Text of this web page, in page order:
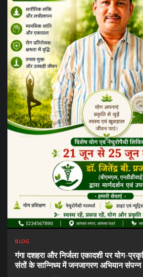
BLOG
गंगा दशहरा और निर्जला एकादशी पर योग-
संतों के सान्निध्य में जनजागरण अभियान संपन्न